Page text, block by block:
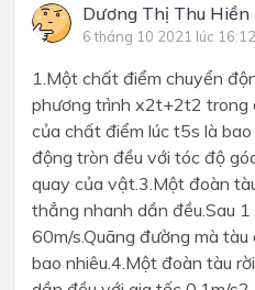
Dương Thị Thu Hiền
6 tháng 10 2021 lúc 16:12
1.Một chất điểm chuyển
phương trình x2t+2t2 trong
của chất điểm lúc t5s là
động tròn đều với tóc độ
quay của vật.3.Một đoàn
thẳng nhanh dần đều.Sau
60m/s.Quãng đường mà
bao nhiêu.4.Một đoàn tàu